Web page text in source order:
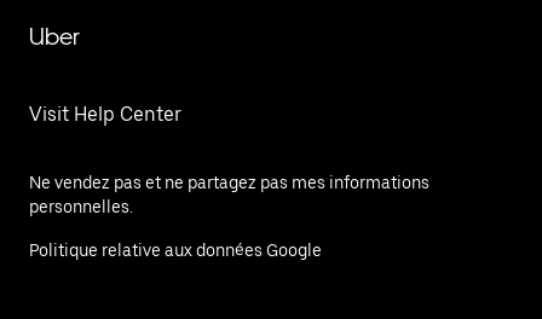
Uber
Visit Help Center
Ne vendez pas et ne partagez pas mes informations
personnelles.
Politique relative aux données Google